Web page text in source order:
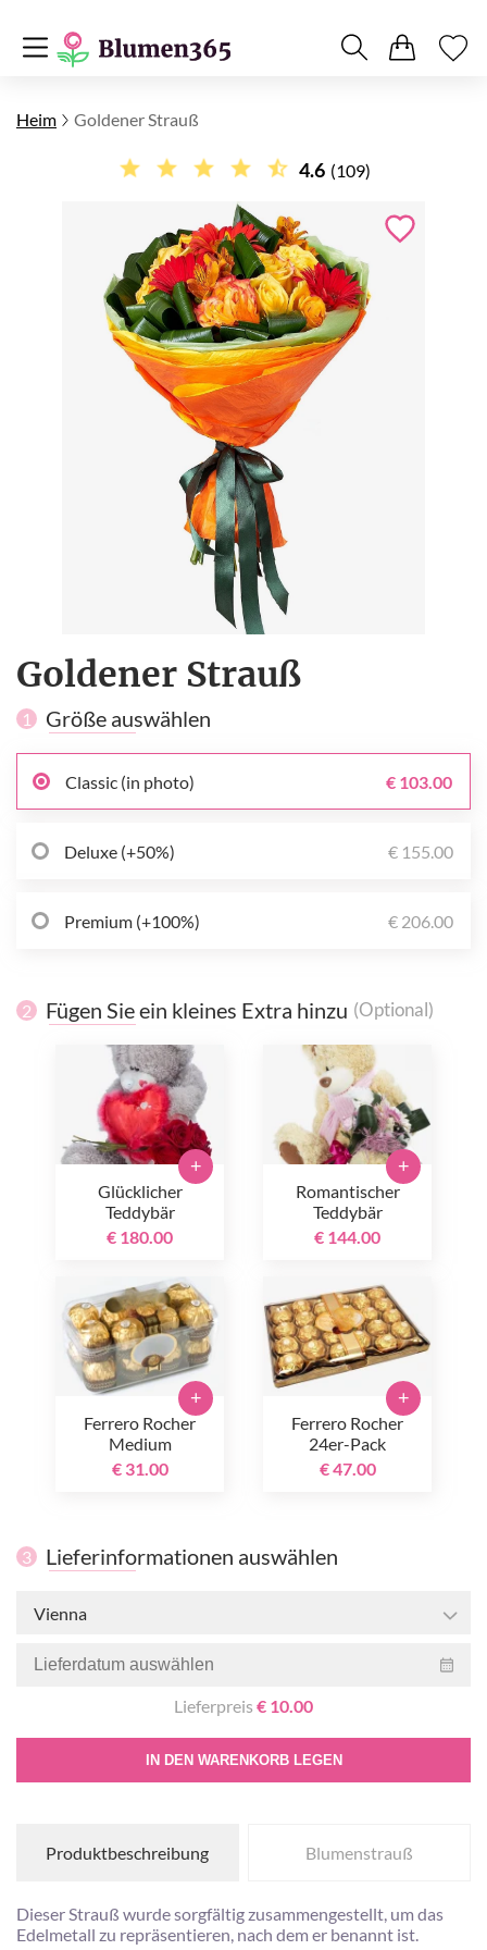
Heim Goldener Strauß
4.6 (109)
Goldener Strauß
1 Größe auswählen
Classic (in photo) € 103.00
Deluxe (+50%) € 155.00
Premium (+100%) € 206.00
2 Fügen Sie ein kleines Extra hinzu (Optional)
Glücklicher
Teddybär
€ 180.00
+
Romantischer
Teddybär
€ 144.00
+
Ferrero Rocher
Medium
€ 31.00
+
Ferrero Rocher
24er-Pack
€ 47.00
+
3 Lieferinformationen auswählen
Vienna
Lieferpreis € 10.00
IN DEN WARENKORB LEGEN
Produktbeschreibung Blumenstrauß
Dieser Strauß wurde sorgfältig zusammengestellt, um das
Edelmetall zu repräsentieren, nach dem er benannt ist.